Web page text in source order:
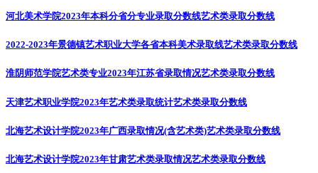
河北美术学院2023年本科分省分专业录取分数线艺术类录取分数线
2022-2023年景德镇艺术职业大学各省本科美术录取线艺术类录取分数线
淮阴师范学院艺术类专业2023年江苏省录取情况艺术类录取分数线
天津艺术职业学院2023年艺术类录取统计艺术类录取分数线
北海艺术设计学院2023年广西录取情况(含艺术类)艺术类录取分数线
北海艺术设计学院2023年甘肃艺术类录取情况艺术类录取分数线